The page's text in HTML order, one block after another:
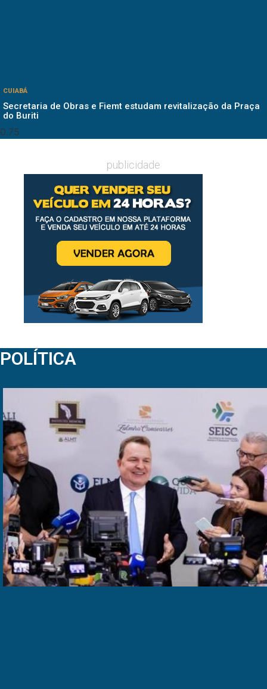
CUIABÁ
Secretaria de Obras e Fiemt estudam revitalização da Praça
do Buriti
publicidade
POLÍTICA